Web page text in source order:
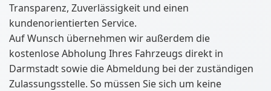
Transparenz, Zuverlässigkeit und einen
kundenorientierten Service.
Auf Wunsch übernehmen wir außerdem die
kostenlose Abholung Ihres Fahrzeugs direkt in
Darmstadt sowie die Abmeldung bei der zuständigen
Zulassungsstelle. So müssen Sie sich um keine